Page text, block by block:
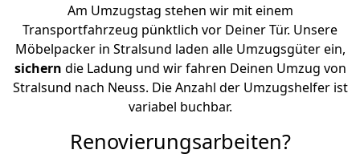
Am Umzugstag stehen wir mit einem
Transportfahrzeug pünktlich vor Deiner Tür. Unsere
Möbelpacker in Stralsund laden alle Umzugsgüter ein,
sichern die Ladung und wir fahren Deinen Umzug von
Stralsund nach Neuss. Die Anzahl der Umzugshelfer ist
variabel buchbar.
Renovierungsarbeiten?